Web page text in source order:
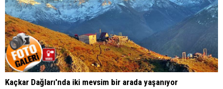
Kaçkar Dağları'nda iki mevsim bir arada yaşanıyor